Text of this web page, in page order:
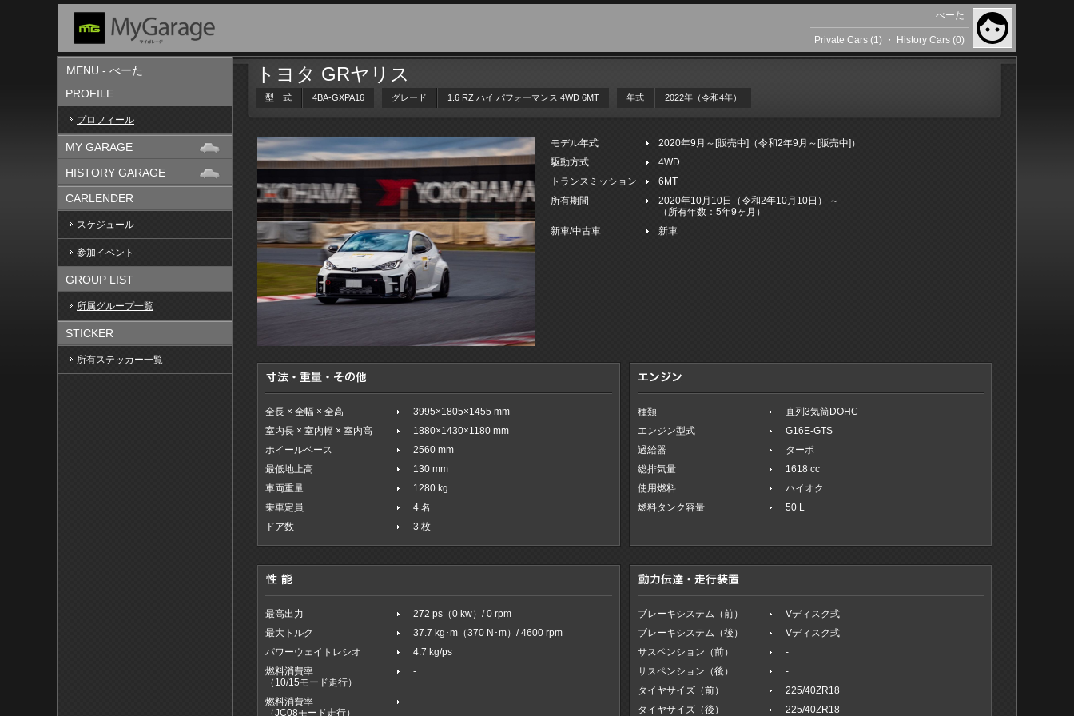
べーた
Private Cars (1) ・ History Cars (0)
MENU - べーた
PROFILE
プロフィール
MY GARAGE
HISTORY GARAGE
CARLENDER
スケジュール
参加イベント
GROUP LIST
所属グループ一覧
STICKER
所有ステッカー一覧
トヨタ GRヤリス
型 式 4BA-GXPA16 グレード 1.6 RZ ハイ パフォーマンス 4WD 6MT 年式 2022年（令和4年）
モデル年式
2020年9月～[販売中]（令和2年9月～[販売中]）
駆動方式
4WD
トランスミッション
6MT
所有期間
2020年10月10日（令和2年10月10日） ～
（所有年数：5年9ヶ月）
新車/中古車
新車
全長 × 全幅 × 全高
3995×1805×1455 mm
室内長 × 室内幅 × 室内高
1880×1430×1180 mm
ホイールベース
2560 mm
最低地上高
130 mm
車両重量
1280 kg
乗車定員
4 名
ドア数
3 枚
最高出力
272 ps（0 kw）/ 0 rpm
最大トルク
37.7 kg･m（370 N･m）/ 4600 rpm
パワーウェイトレシオ
4.7 kg/ps
燃料消費率
（10/15モード走行）
-
燃料消費率
（JC08モード走行）
-
種類
直列3気筒DOHC
エンジン型式
G16E-GTS
過給器
ターボ
総排気量
1618 cc
使用燃料
ハイオク
燃料タンク容量
50 L
ブレーキシステム（前）
Vディスク式
ブレーキシステム（後）
Vディスク式
サスペンション（前）
-
サスペンション（後）
-
タイヤサイズ（前）
225/40ZR18
タイヤサイズ（後）
225/40ZR18